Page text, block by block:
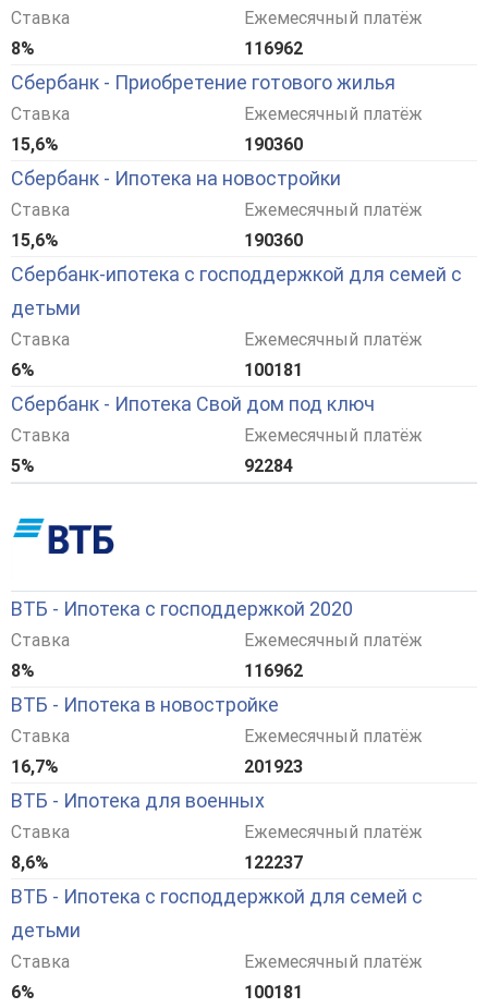
Ставка
8%
Ежемесячный платёж
116962
Сбербанк - Приобретение готового жилья
Ставка
15,6%
Ежемесячный платёж
190360
Сбербанк - Ипотека на новостройки
Ставка
15,6%
Ежемесячный платёж
190360
Сбербанк-ипотека с господдержкой для семей с
детьми
Ставка
6%
Ежемесячный платёж
100181
Сбербанк - Ипотека Свой дом под ключ
Ставка
5%
Ежемесячный платёж
92284
ВТБ - Ипотека с господдержкой 2020
Ставка
8%
Ежемесячный платёж
116962
ВТБ - Ипотека в новостройке
Ставка
16,7%
Ежемесячный платёж
201923
ВТБ - Ипотека для военных
Ставка
8,6%
Ежемесячный платёж
122237
ВТБ - Ипотека с господдержкой для семей с
детьми
Ставка
6%
Ежемесячный платёж
100181